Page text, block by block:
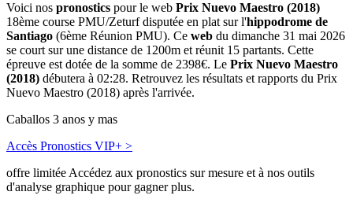
Voici nos pronostics pour le web Prix Nuevo Maestro (2018)
18ème course PMU/Zeturf disputée en plat sur l'hippodrome de
Santiago (6ème Réunion PMU). Ce web du dimanche 31 mai 2026
se court sur une distance de 1200m et réunit 15 partants. Cette
épreuve est dotée de la somme de 2398€. Le Prix Nuevo Maestro
(2018) débutera à 02:28. Retrouvez les résultats et rapports du Prix
Nuevo Maestro (2018) après l'arrivée.
Caballos 3 anos y mas
Accès Pronostics VIP+ >
offre limitée Accédez aux pronostics sur mesure et à nos outils
d'analyse graphique pour gagner plus.